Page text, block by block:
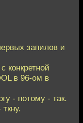
запилов и
конкретной
в 96-ом в
- потому - так.